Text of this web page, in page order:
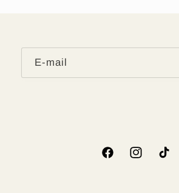
E‑mail
FacebookInstagramTikTok